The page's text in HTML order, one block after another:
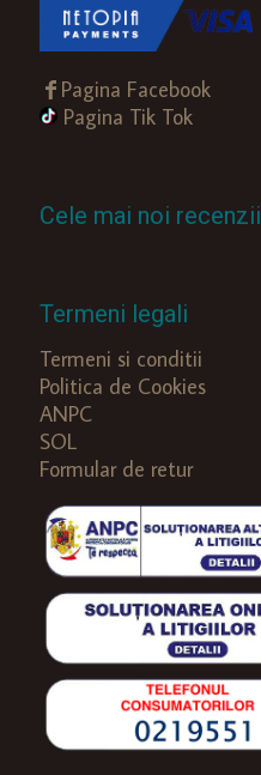
Pagina Facebook
Pagina Tik Tok
Cele mai noi recenzii
Termeni legali
Termeni si conditii
Politica de Cookies
ANPC
SOL
Formular de retur